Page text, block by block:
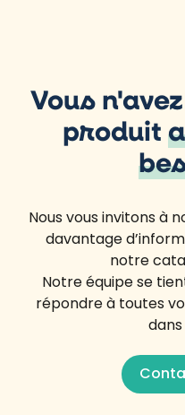
Vous
produit
Nous vous invitons à
davantage
notre
Notre équipe se
répondre à toutes
dans